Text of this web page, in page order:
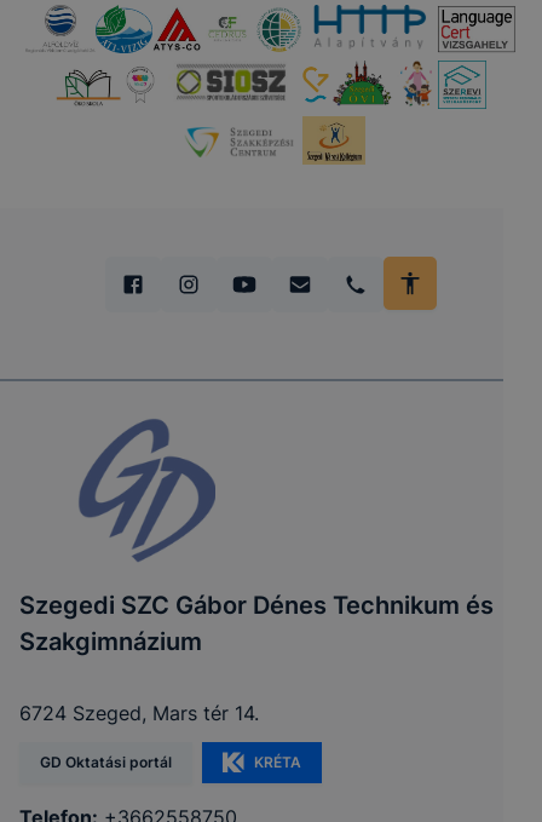
Szegedi SZC Gábor Dénes Technikum és
Szakgimnázium
6724 Szeged, Mars tér 14.
GD Oktatási portál KRÉTA
Telefon: +3662558750